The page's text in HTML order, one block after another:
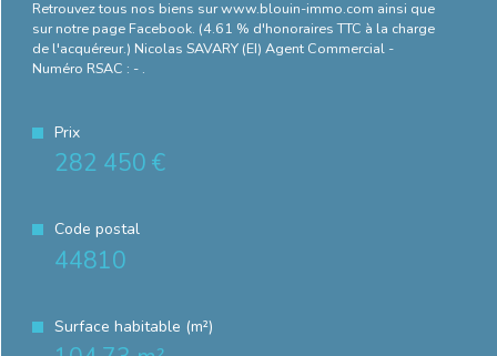
Retrouvez tous nos biens sur www.blouin-immo.com ainsi que
sur notre page Facebook. (4.61 % d'honoraires TTC à la charge
de l'acquéreur.) Nicolas SAVARY (EI) Agent Commercial -
Numéro RSAC : - .
Prix
282 450 €
Code postal
44810
Surface habitable (m²)